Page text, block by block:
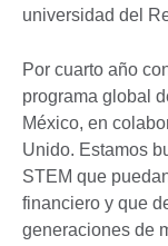
universidad del
Por cuarto año
programa global
México, en
Unido. Estamos
STEM que
financiero y que
generaciones de